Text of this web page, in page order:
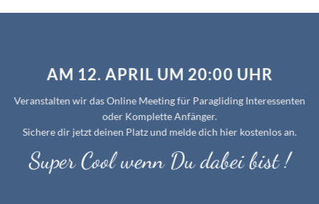
AM 12. APRIL UM 20:00 UHR
Veranstalten wir das Online Meeting für Paragliding Interessenten
oder Komplette Anfänger.
Sichere dir jetzt deinen Platz und melde dich hier kostenlos an.
Super Cool wenn Du dabei bist !